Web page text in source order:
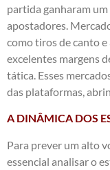
partida ganharam
apostadores.
como tiros de canto
excelentes margens
tática. Esses
das plataformas,
A DINÂMICA DOS
Para prever um alto
essencial analisar o